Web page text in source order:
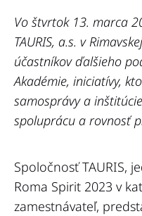
Vo štvrtok 13. marca
TAURIS, a.s. v
účastníkov ďalšieho
Akadémie, iniciatívy,
samosprávy a
spoluprácu a rovnosť
Spoločnosť TAURIS,
Roma Spirit 2023 v
zamestnávateľ,